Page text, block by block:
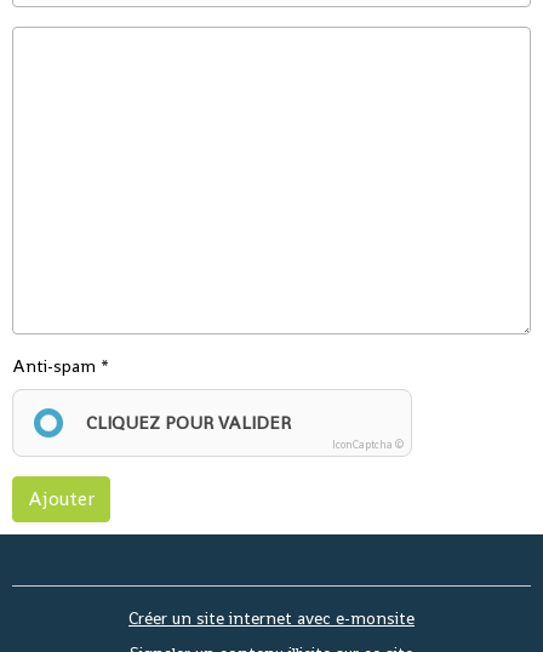
Anti-spam
CLIQUEZ POUR VALIDER
IconCaptcha ©
Ajouter
Créer un site internet avec e-monsite